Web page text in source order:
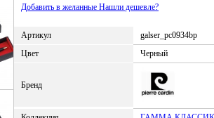
Добавить в желанные Нашли дешевле?
Артикул
galser_pc0934bp
Цвет
Черный
Бренд